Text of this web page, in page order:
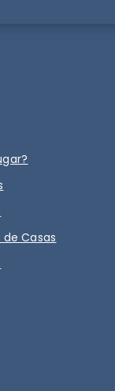
Casas